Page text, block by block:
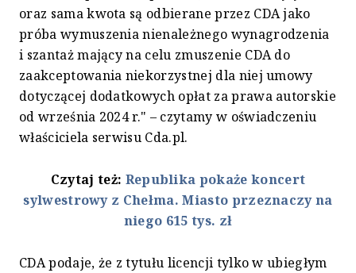
oraz sama kwota są odbierane przez CDA jako
próba wymuszenia nienależnego wynagrodzenia
i szantaż mający na celu zmuszenie CDA do
zaakceptowania niekorzystnej dla niej umowy
dotyczącej dodatkowych opłat za prawa autorskie
od września 2024 r." – czytamy w oświadczeniu
właściciela serwisu Cda.pl.
Czytaj też: Republika pokaże koncert
sylwestrowy z Chełma. Miasto przeznaczy na
niego 615 tys. zł
CDA podaje, że z tytułu licencji tylko w ubiegłym